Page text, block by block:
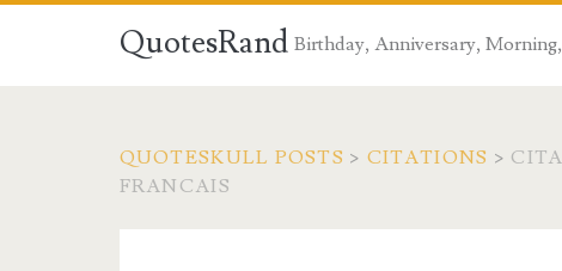
QuotesRand Birthday, Anniversary,
QUOTESKULL POSTS > CITATIONS >
FRANCAIS